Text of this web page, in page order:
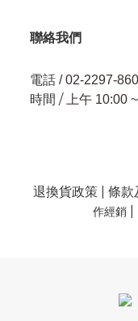
聯絡我們
電話 / 02-2297-
時間 / 上午 10:00
退換貨政策 條款
作經銷|